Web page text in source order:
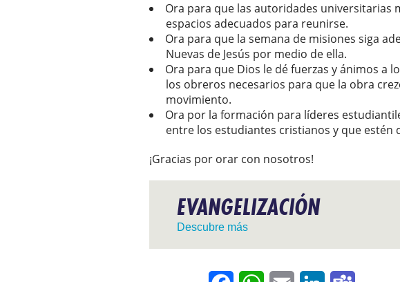
Ora para que las autoridades universitarias
espacios adecuados para reunirse.
Ora para que la semana de misiones siga
Nuevas de Jesús por medio de ella.
Ora para que Dios le dé fuerzas y ánimos a
los obreros necesarios para que la obra
movimiento.
Ora por la formación para líderes
entre los estudiantes cristianos y que
¡Gracias por orar con nosotros!
EVANGELIZACIÓN
Descubre más